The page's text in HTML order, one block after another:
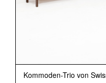
Kommoden-Trio von